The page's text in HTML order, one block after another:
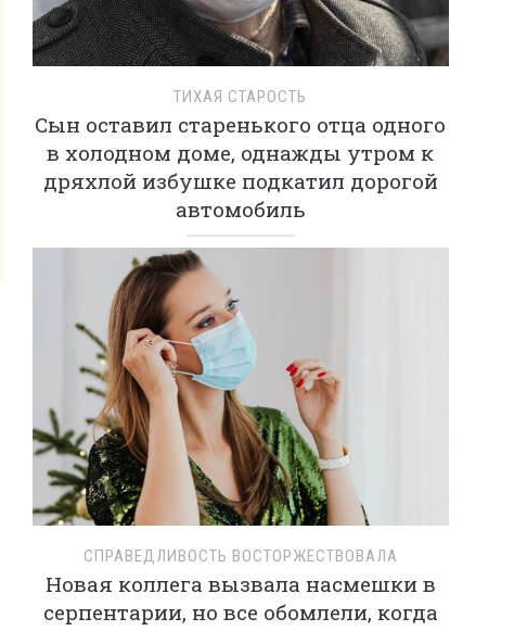
ТИХАЯ СТАРОСТЬ
Сын оставил старенького отца одного
в холодном доме, однажды утром к
дряхлой избушке подкатил дорогой
автомобиль
СПРАВЕДЛИВОСТЬ ВОСТОРЖЕСТВОВАЛА
Новая коллега вызвала насмешки в
серпентарии, но все обомлели, когда